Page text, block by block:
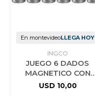
En montevideoLLEGA HOY
INGCO
JUEGO 6 DADOS
MAGNETICO CON
ENCASTRE 1/4 PARA
USD 10,00